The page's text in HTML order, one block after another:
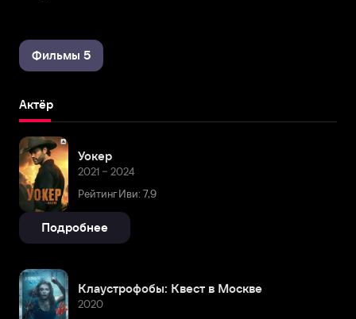
Фильмы 5
Актёр
Уокер
2021 – 2024
Рейтинг Иви: 7,9
Подробнее
Клаустрофобы: Квест в Москве
2020